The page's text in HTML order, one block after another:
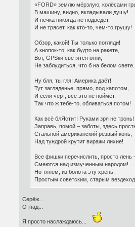
«FORD» землю мёрзлую, колёсами
В машину, видно, вкладывали душу!
И печка никогда не подведёт,
И не трясет, как кто-то, чем-то грушу!
Обзор, какой! Ты только погляди!
А кнопок-то, как будто на ракете,
Вот, GPSки светятся огни,
Не заблудиться, что б на белом свете.
Ну бля, ты гля! Америка даёт!
Тут загляденье, прямо, под капотом,
И если чёрт, всё это не поймёт,
Так что ж тебе-то, обливаться потом!
Как всё блЯстит! Руками зря не тронь!
Заправь, помой – заботы, здесь
Стальной американский резвый конь,
Над тундрой крутит виражи лихие!
Все фишки перечислить, просто лень -
Смеются над измученным народом! …
Но тянем, из болота эту хрень,
Простым советским, старым
Серёж...
Отпад...
Я просто наслаждаюсь...